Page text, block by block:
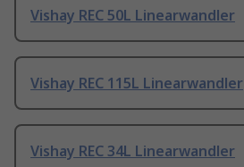
Vishay REC 50L Linearwandler
Vishay REC 115L Linearwandler
Vishay REC 34L Linearwandler